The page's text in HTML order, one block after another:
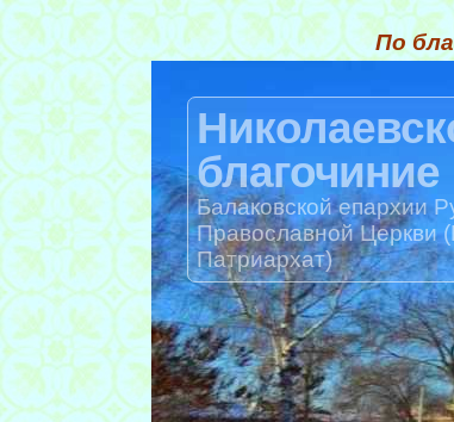
По
благочиние
Балаковской епархии
Православной Церкви
Патриархат)